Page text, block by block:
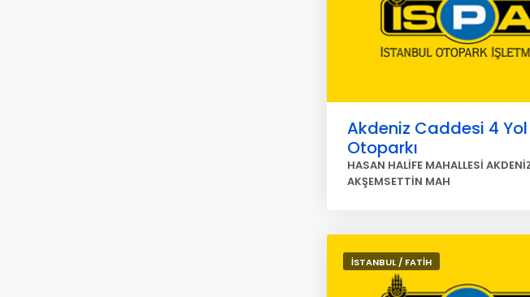
Akdeniz Caddesi 4
Otoparkı
HASAN HALİFE MAHALLESİ
AKŞEMSETTİN MAH
İSTANBUL / FATİH